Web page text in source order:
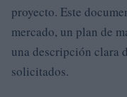
proyecto. Este
mercado, un plan de
una descripción clara
solicitados.